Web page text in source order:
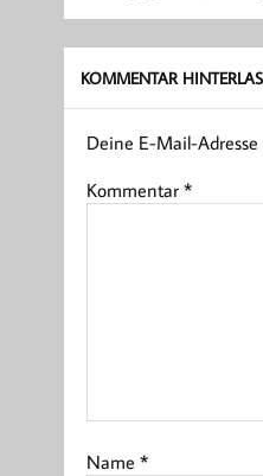
KOMMENTAR
Deine E-Mail-
Kommentar *
Name *